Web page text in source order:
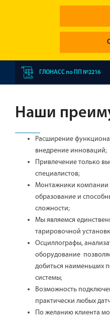
ГЛОНАСС по ПП №2216
Наши
Расширение
внедрение инноваций;
Привлечение только
специалистов;
Монтажники компании
образование и
сложности;
Мы являемся
тарировочной
Осциллографы,
оборудование
добиться наименьших
системы;
Возможность
практически любых
По желанию клиента